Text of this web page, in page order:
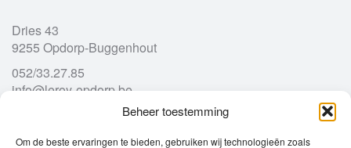
Beheer toestemming
Om de beste ervaringen te bieden, gebruiken wij technologieën zoals
Dries 43
9255 Opdorp-Buggenhout
052/33.27.85
info@leroy-opdorp.be
Openingsuren